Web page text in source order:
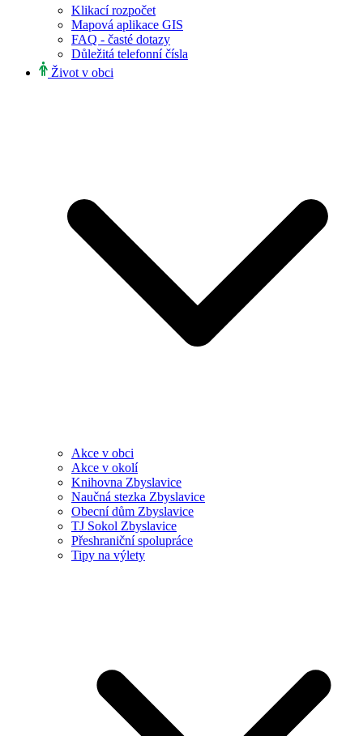
Klikací rozpočet
Mapová aplikace GIS
FAQ - časté dotazy
Důležitá telefonní čísla
Život v obci
Akce v obci
Akce v okolí
Knihovna Zbyslavice
Naučná stezka Zbyslavice
Obecní dům Zbyslavice
TJ Sokol Zbyslavice
Přeshraniční spolupráce
Tipy na výlety